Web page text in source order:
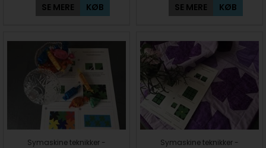
SE MERE KØB SE MERE KØB
Symaskine teknikker -
Symaskine teknikker -